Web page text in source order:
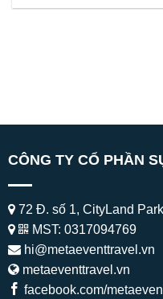
CÔNG TY CỔ PHẦN
72 Đ. số 1, CityLand
MST: 0317094769
hi@metaeventtravel.vn
metaeventtravel.vn
facebook.com/